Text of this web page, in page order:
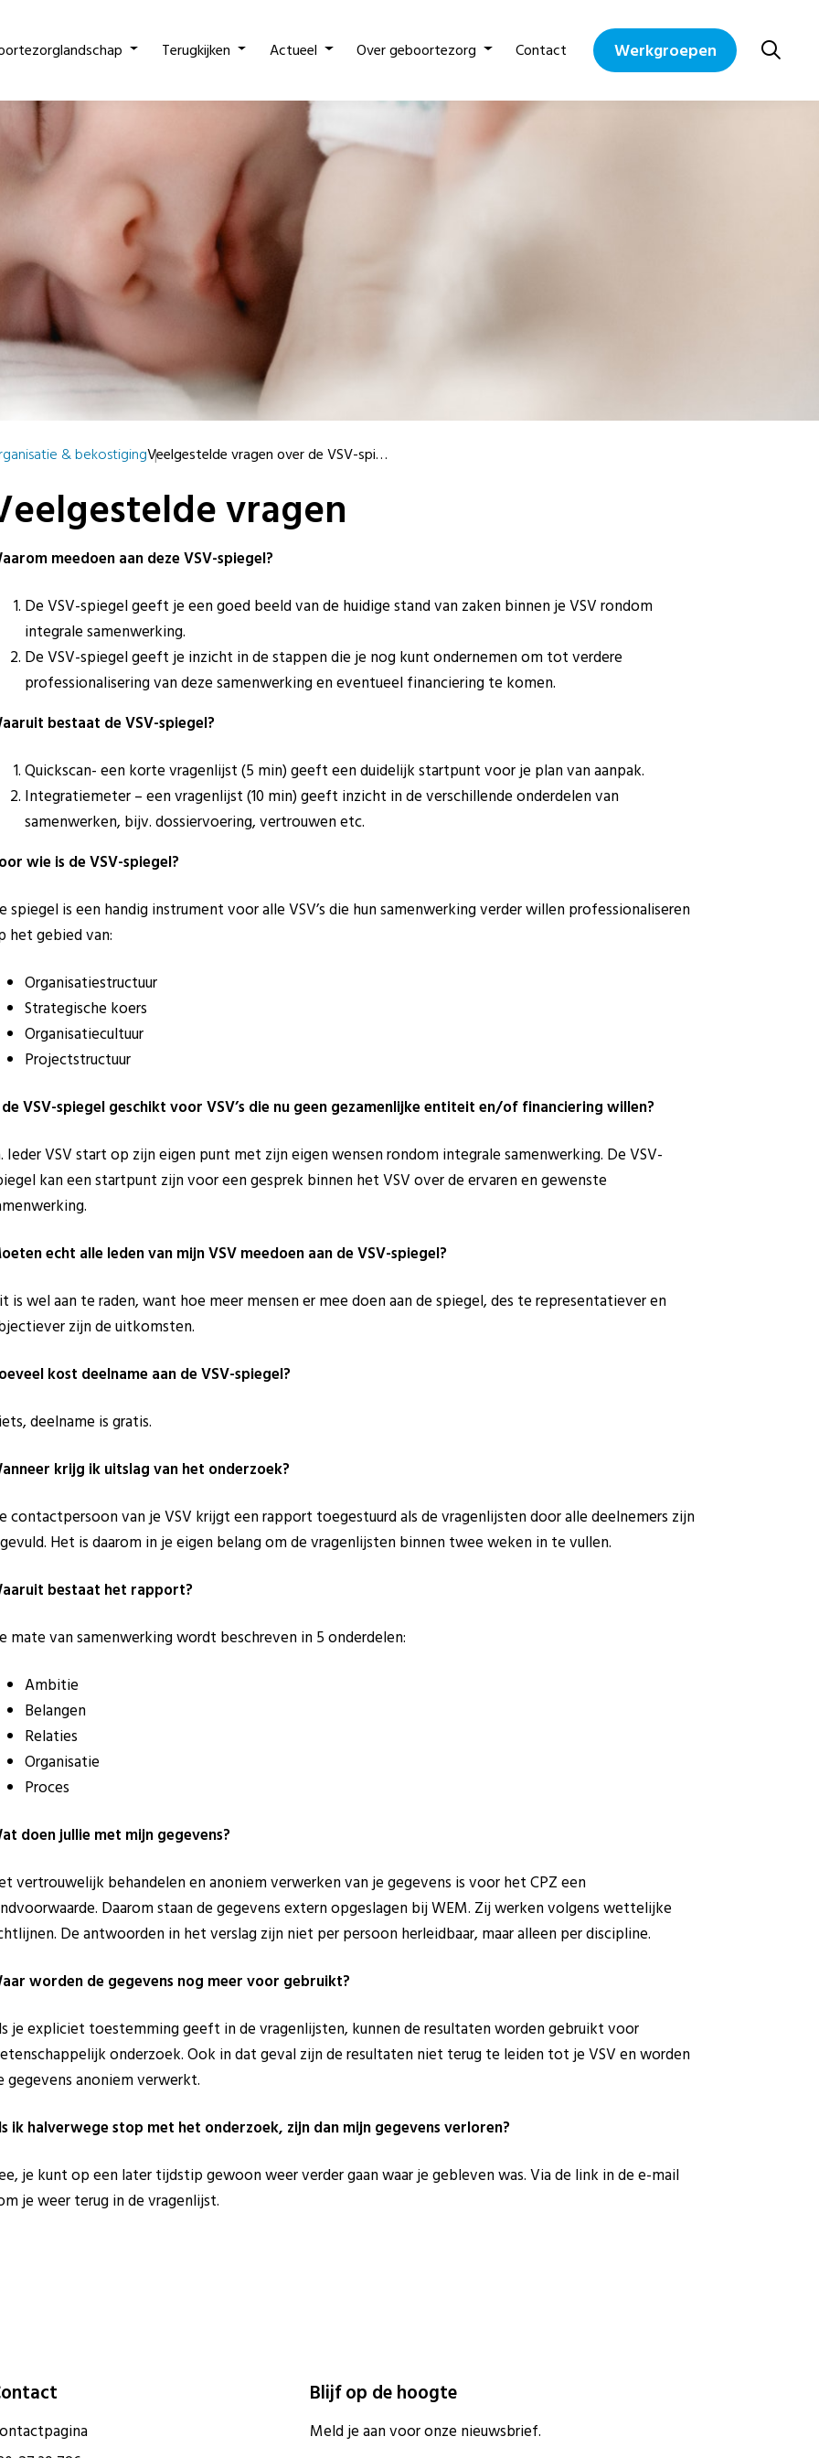
Terugkijken Actueel Over geboortezorg Contact Werkgroepen
& bekostigingVeelgestelde vragen over de VSV-spi…
vragen
meedoen aan deze VSV-spiegel?
De VSV-spiegel geeft je een goed beeld van de huidige stand van zaken binnen je VSV rondom
integrale samenwerking.
De VSV-spiegel geeft je inzicht in de stappen die je nog kunt ondernemen om tot verdere
professionalisering van deze samenwerking en eventueel financiering te komen.
bestaat de VSV-spiegel?
Quickscan- een korte vragenlijst (5 min) geeft een duidelijk startpunt voor je plan van aanpak.
Integratiemeter – een vragenlijst (10 min) geeft inzicht in de verschillende onderdelen van
samenwerken, bijv. dossiervoering, vertrouwen etc.
wie is de VSV-spiegel?
spiegel is een handig instrument voor alle VSV’s die hun samenwerking verder willen professionaliseren
het gebied van:
Organisatiestructuur
Strategische koers
Organisatiecultuur
Projectstructuur
de VSV-spiegel geschikt voor VSV’s die nu geen gezamenlijke entiteit en/of financiering willen?
Ieder VSV start op zijn eigen punt met zijn eigen wensen rondom integrale samenwerking. De VSV-
kan een startpunt zijn voor een gesprek binnen het VSV over de ervaren en gewenste
echt alle leden van mijn VSV meedoen aan de VSV-spiegel?
is wel aan te raden, want hoe meer mensen er mee doen aan de spiegel, des te representatiever en
zijn de uitkomsten.
kost deelname aan de VSV-spiegel?
deelname is gratis.
krijg ik uitslag van het onderzoek?
contactpersoon van je VSV krijgt een rapport toegestuurd als de vragenlijsten door alle deelnemers zijn
Het is daarom in je eigen belang om de vragenlijsten binnen twee weken in te vullen.
bestaat het rapport?
mate van samenwerking wordt beschreven in 5 onderdelen:
Ambitie
Belangen
Relaties
Organisatie
Proces
doen jullie met mijn gegevens?
vertrouwelijk behandelen en anoniem verwerken van je gegevens is voor het CPZ een
Daarom staan de gegevens extern opgeslagen bij WEM. Zij werken volgens wettelijke
De antwoorden in het verslag zijn niet per persoon herleidbaar, maar alleen per discipline.
worden de gegevens nog meer voor gebruikt?
je expliciet toestemming geeft in de vragenlijsten, kunnen de resultaten worden gebruikt voor
onderzoek. Ook in dat geval zijn de resultaten niet terug te leiden tot je VSV en worden
gegevens anoniem verwerkt.
ik halverwege stop met het onderzoek, zijn dan mijn gegevens verloren?
je kunt op een later tijdstip gewoon weer verder gaan waar je gebleven was. Via de link in de e-mail
je weer terug in de vragenlijst.
Blijf op de hoogte
Meld je aan voor onze nieuwsbrief.